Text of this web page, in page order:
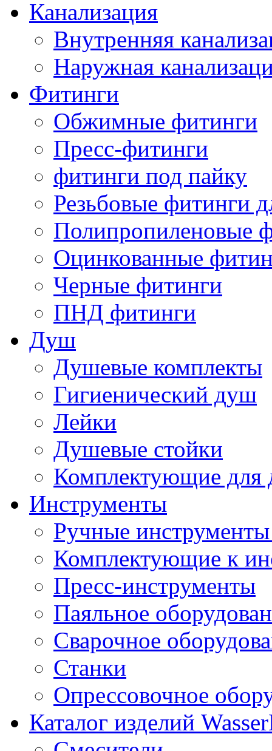
Канализация
Внутренняя
Наружная
Фитинги
Обжимные фитинги
Пресс-фитинги
фитинги под пайку
Резьбовые фитинги
Полипропиленовые
Оцинкованные
Черные фитинги
ПНД фитинги
Душ
Душевые комплекты
Гигиенический душ
Лейки
Душевые стойки
Комплектующие для
Инструменты
Ручные
Комплектующие к
Пресс-инструменты
Паяльное
Сварочное
Станки
Опрессовочное
Каталог изделий